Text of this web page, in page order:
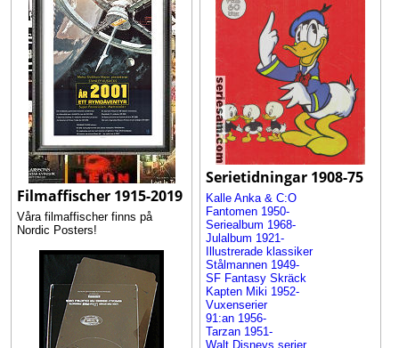
Filmaffischer 1915-2019
Våra filmaffischer finns på
Nordic Posters!
Serietidningar 1908-75
Kalle Anka & C:O
Fantomen 1950-
Seriealbum 1968-
Julalbum 1921-
Illustrerade klassiker
Stålmannen 1949-
SF Fantasy Skräck
Kapten Miki 1952-
Vuxenserier
91:an 1956-
Tarzan 1951-
Walt Disneys serier